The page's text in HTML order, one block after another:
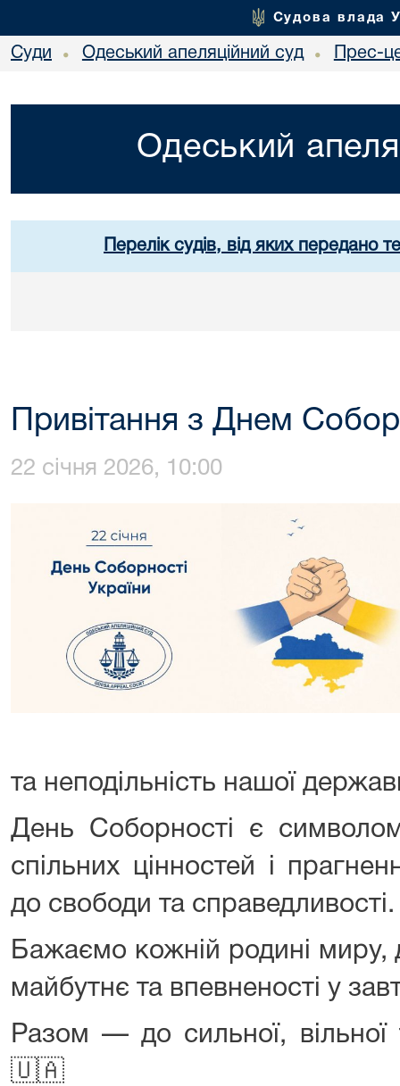
Судова влада
Суди • Одеський апеляційний суд • Прес-
Одеський
Перелік судів, від яких передано
Привітання з Днем
22 січня 2026, 10:00
та неподільність нашої
День Соборності є символом
спільних цінностей і
до свободи та справедливості.
Бажаємо кожній родині миру,
майбутнє та впевненості у
Разом — до сильної, вільної
🇺🇦